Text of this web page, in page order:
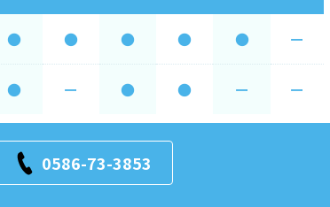
● ● ● ● ● ー
● ー ● ● ー ー
0586-73-3853